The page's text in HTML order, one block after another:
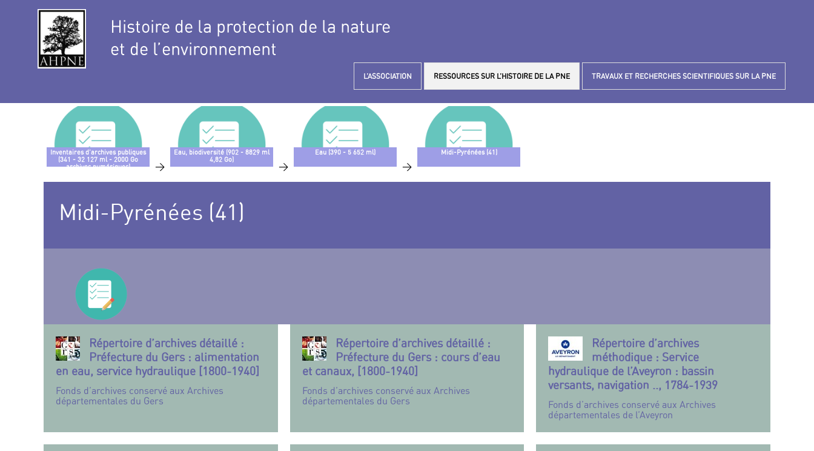
Histoire de la protection de la nature
et de l’environnement
L’ASSOCIATION RESSOURCES SUR L’HISTOIRE DE LA PNE TRAVAUX ET RECHERCHES SCIENTIFIQUES SUR LA PNE
Inventaires d’archives publiques
(341 - 32 127 ml - 2000 Go
archives numériques)
>
Eau, biodiversité (902 - 8829 ml
4,82 Go)
>
Eau (390 - 5 652 ml)
>
Midi-Pyrénées (41)
Midi-Pyrénées (41)
Répertoire d’archives détaillé :
Préfecture du Gers : alimentation
en eau, service hydraulique [1800-1940]
Fonds d’archives conservé aux Archives
départementales du Gers
Répertoire d’archives détaillé :
Préfecture du Gers : cours d’eau
et canaux, [1800-1940]
Fonds d’archives conservé aux Archives
départementales du Gers
Répertoire d’archives
méthodique : Service
hydraulique de l’Aveyron : bassin
versants, navigation .., 1784-1939
Fonds d’archives conservé aux Archives
départementales de l’Aveyron